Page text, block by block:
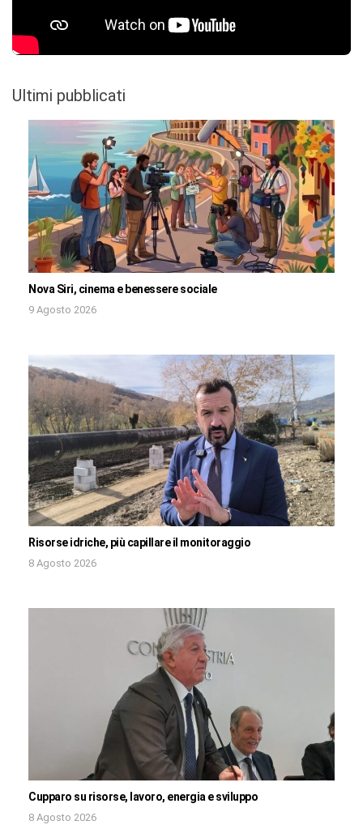
Ultimi pubblicati
Nova Siri, cinema e benessere sociale
9 Agosto 2026
Risorse idriche, più capillare il monitoraggio
8 Agosto 2026
Cupparo su risorse, lavoro, energia e sviluppo
8 Agosto 2026